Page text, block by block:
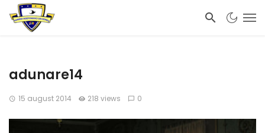
adunare14
15 august 2014 218 views 0